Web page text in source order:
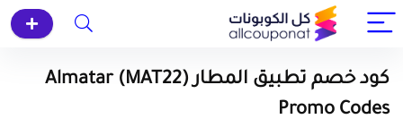
كود خصم تطبيق المطار (MAT22) Almatar
Promo Codes